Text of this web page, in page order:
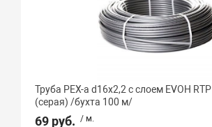
Труба PEX-a d16х2,2 с слоем EVOH RTP
(серая) /бухта 100 м/
69 руб. / м.